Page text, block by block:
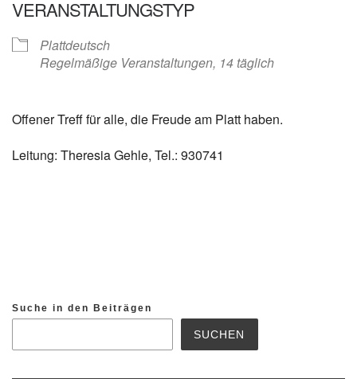
VERANSTALTUNGSTYP
Plattdeutsch
Regelmäßige Veranstaltungen, 14 täglich
Offener Treff für alle, die Freude am Platt haben.
Leitung: Theresia Gehle, Tel.: 930741
Suche in den Beiträgen
SUCHEN